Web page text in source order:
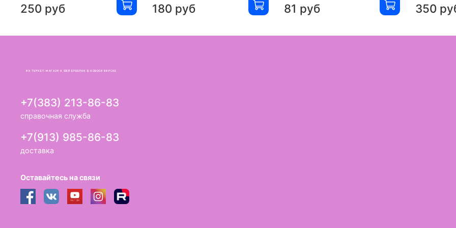
250 руб 180 руб 81 руб 350
ИНТЕРНЕТ-МАГАЗИН ФЕЙЕРВЕРКИ В НОВОСИБИРСКЕ
+7(383) 213-86-83
справочная служба
+7(913) 985-86-83
доставка
Оставайтесь на связи